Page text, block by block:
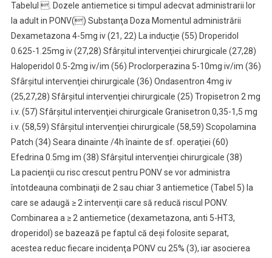
Tabelul . Dozele antiemetice si timpul adecvat administrarii lor
la adult in PONV() Substanţa Doza Momentul administrării
Dexametazona 4-5mg iv (21, 22) La inducţie (55) Droperidol
0.625-1.25mg iv (27,28) Sfârşitul intervenţiei chirurgicale (27,28)
Haloperidol 0.5-2mg iv/im (56) Proclorperazina 5-10mg iv/im (36)
Sfârşitul intervenţiei chirurgicale (36) Ondasentron 4mg iv
(25,27,28) Sfârşitul intervenţiei chirurgicale (25) Tropisetron 2 mg
i.v. (57) Sfârşitul intervenţiei chirurgicale Granisetron 0,35-1,5 mg
i.v. (58,59) Sfârşitul intervenţiei chirurgicale (58,59) Scopolamina
Patch (34) Seara dinainte /4h înainte de sf. operaţiei (60)
Efedrina 0.5mg im (38) Sfârşitul intervenţiei chirurgicale (38)
La pacienţii cu risc crescut pentru PONV se vor administra
întotdeauna combinaţii de 2 sau chiar 3 antiemetice (Tabel 5) la
care se adaugă ≥ 2 intervenţii care să reducă riscul PONV.
Combinarea a ≥ 2 antiemetice (dexametazona, anti 5-HT3,
droperidol) se bazează pe faptul că deşi folosite separat,
acestea reduc fiecare incidenţa PONV cu 25% (3), iar asocierea